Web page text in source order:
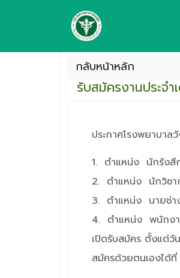
กลับหน้าหลัก
รับสมัครงานประจ
ประกาศโรงพยาบาล
1. ตำแหน่ง นักรัง
2. ตำแหน่ง นักวิช
3. ตำแหน่ง นายช่า
4. ตำแหน่ง พนักง
เปิดรับสมัคร ตั้งแต่
สมัครด้วยตนเองได้